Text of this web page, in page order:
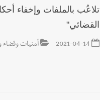
تلاعُب بالملفات وإخفاء
القضائي"
2021-04-14 أمنيات